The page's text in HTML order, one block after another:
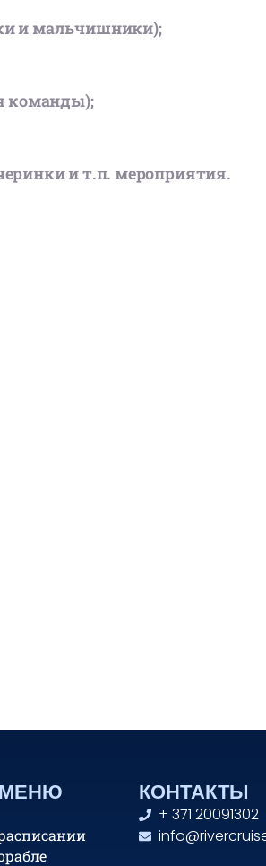
и мальчишники);
команды);
и т.п. мероприятия.
КОНТАКТЫ
+ 371 20091302